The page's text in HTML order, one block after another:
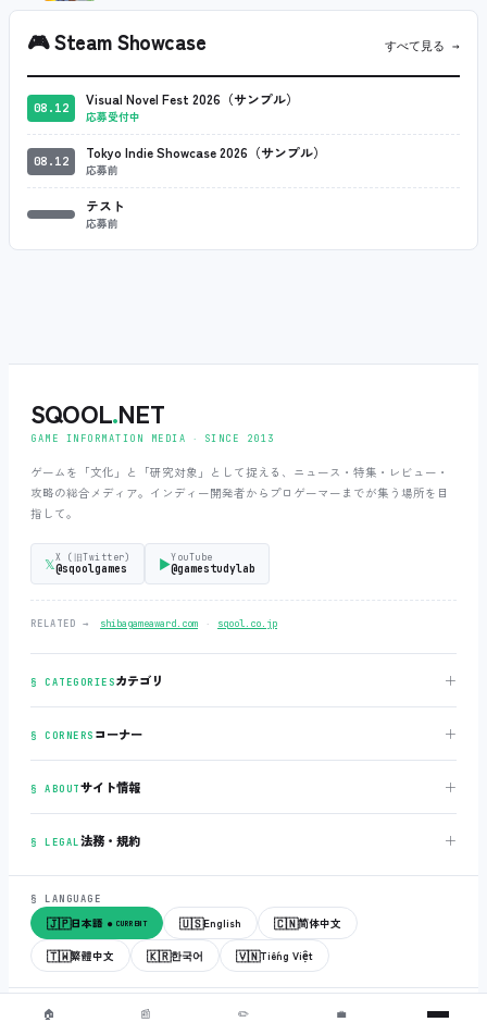
🎮Steam Showcase すべて見る →
08.12 Visual Novel Fest 2026（サンプル）
応募受付中
08.12 Tokyo Indie Showcase 2026（サンプル）
応募前
テスト
応募前
SQOOL.NET
GAME INFORMATION MEDIA ‧ SINCE 2013
ゲームを「文化」と「研究対象」として捉える、ニュース・特集・レビュー・
攻略の総合メディア。インディー開発者からプロゲーマーまでが集う場所を目
指して。
𝕏X (旧Twitter)
@sqoolgames ▶YouTube
@gamestudylab
RELATED → shibagameaward.com ‧ sqool.co.jp
§ CATEGORIESカテゴリ ＋
§ CORNERS コーナー ＋
§ ABOUTサイト情報 ＋
§ LEGAL法務・規約 ＋
§ LANGUAGE
🇯🇵日本語 ● CURRENT 🇺🇸English 🇨🇳简体中文
🇹🇼繁體中文 🇰🇷한국어 🇻🇳Tiếng Việt
© 2018-2026 sqool.co.jp ‧ All rights reserved. v3.0.0 build 20260505
🏠 📰 ✏️ 💼